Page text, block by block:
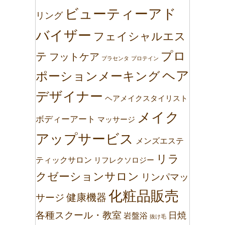
リング ビューティーアド
バイザー フェイシャルエス
テ フットケア プラセンタ プロテイン プロ
ポーションメーキングヘア
デザイナー ヘアメイクスタイリスト
ボディーアート マッサージ メイク
アップサービス
メンズエステ
ティックサロン リフレクソロジー リラ
クゼーションサロン リンパマッ
サージ 健康機器 化粧品販売
各種スクール・教室 岩盤浴 抜け毛 日焼